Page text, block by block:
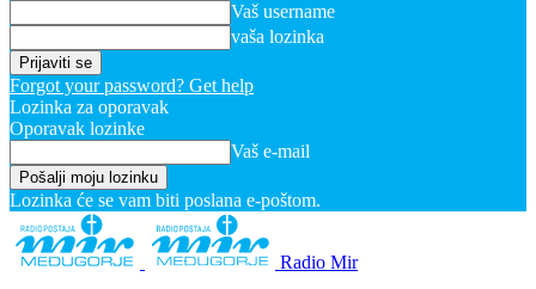
Vaš username
vaša lozinka
Forgot your password? Get help
Lozinka za oporavak
Oporavak lozinke
Vaš e-mail
Lozinka će se vam biti poslana e-poštom.
Radio Mir